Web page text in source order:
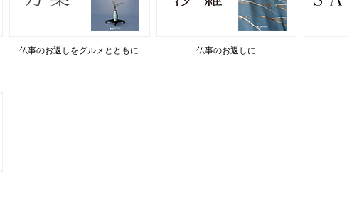
仏事のお返しをグルメとともに 仏事のお返しに